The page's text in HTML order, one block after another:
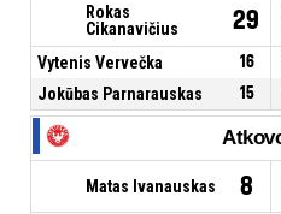
Rokas
Cikanavičius
29
Vytenis Vervečka
16
Jokūbas Parnarauskas
15
Matas Ivanauskas 8